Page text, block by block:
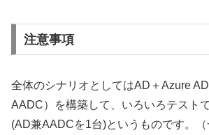
注意事項
全体のシナリオとしてはAD＋Azure AD
AADC）を構築して、いろいろテスト
(AD兼AADCを1台)というものです。